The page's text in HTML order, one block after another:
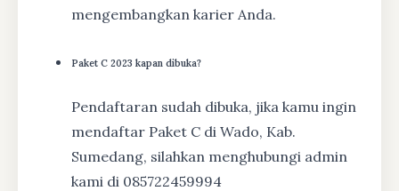
mengembangkan karier Anda.
Paket C 2023 kapan dibuka?
Pendaftaran sudah dibuka, jika kamu ingin
mendaftar Paket C di Wado, Kab.
Sumedang, silahkan menghubungi admin
kami di 085722459994